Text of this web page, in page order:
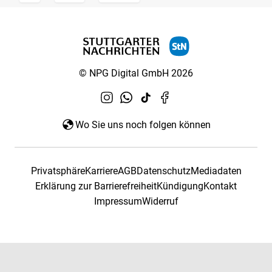
© NPG Digital GmbH 2026
Wo Sie uns noch folgen können
PrivatsphäreKarriereAGBDatenschutzMediadaten
Erklärung zur BarrierefreiheitKündigungKontakt
ImpressumWiderruf